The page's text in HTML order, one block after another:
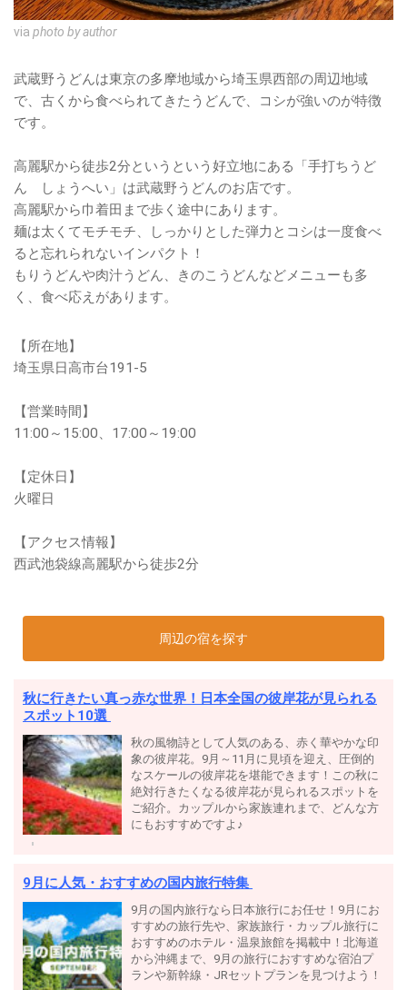
via photo by author
武蔵野うどんは東京の多摩地域から埼玉県西部の周辺地域
で、古くから食べられてきたうどんで、コシが強いのが特徴
です。
高麗駅から徒歩2分というという好立地にある「手打ちうど
ん しょうへい」は武蔵野うどんのお店です。
高麗駅から巾着田まで歩く途中にあります。
麺は太くてモチモチ、しっかりとした弾力とコシは一度食べ
ると忘れられないインパクト！
もりうどんや肉汁うどん、きのこうどんなどメニューも多
く、食べ応えがあります。
【所在地】
埼玉県日高市台191-5
【営業時間】
11:00～15:00、17:00～19:00
【定休日】
火曜日
【アクセス情報】
西武池袋線高麗駅から徒歩2分
周辺の宿を探す
秋に行きたい真っ赤な世界！日本全国の彼岸花が見られる
スポット10選
秋の風物詩として人気のある、赤く華やかな印
象の彼岸花。9月～11月に見頃を迎え、圧倒的
なスケールの彼岸花を堪能できます！この秋に
絶対行きたくなる彼岸花が見られるスポットを
ご紹介。カップルから家族連れまで、どんな方
にもおすすめですよ♪
9月に人気・おすすめの国内旅行特集
9月の国内旅行なら日本旅行にお任せ！9月にお
すすめの旅行先や、家族旅行・カップル旅行に
おすすめのホテル・温泉旅館を掲載中！北海道
から沖縄まで、9月の旅行におすすめな宿泊プ
ランや新幹線・JRセットプランを見つけよう！